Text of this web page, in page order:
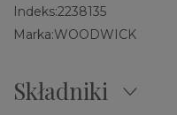
Indeks:2238135
Marka:WOODWICK
Składniki